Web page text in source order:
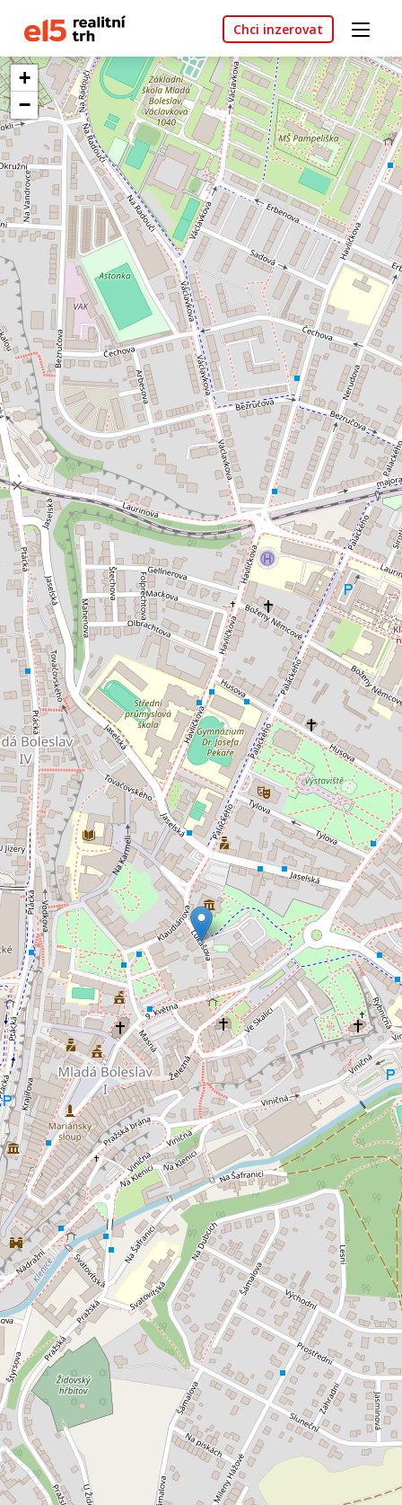
Chci inzerovat
+
−